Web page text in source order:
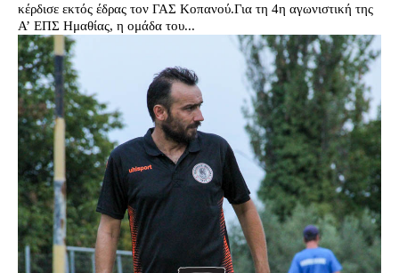
κέρδισε εκτός έδρας τον ΓΑΣ Κοπανού.Για τη 4η αγωνιστική της
Α’ ΕΠΣ Ημαθίας, η ομάδα του...